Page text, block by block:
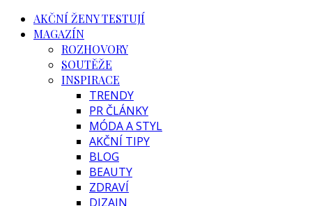
AKČNÍ ŽENY TESTUJÍ
MAGAZÍN
ROZHOVORY
SOUTĚŽE
INSPIRACE
TRENDY
PR ČLÁNKY
MÓDA A STYL
AKČNÍ TIPY
BLOG
BEAUTY
ZDRAVÍ
DIZAJN